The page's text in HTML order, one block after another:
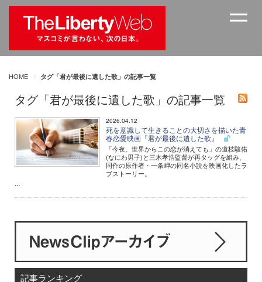
HOME タグ「君が最後に遺した歌」の記事一覧
タグ「君が最後に遺した歌」の記事一覧
2026.04.12
死を意識して生きることの大切さを描いた青
春恋愛映画『君が最後に遺した歌』
「今夜、世界からこの恋が消えても」の道枝駿佑
(なにわ男子)と三木孝浩監督が再タッグを組み、
同作の原作者・一条岬の同名小説を映画化したラ
ブストーリー。
...
記事ランキング